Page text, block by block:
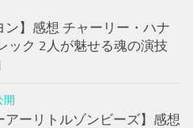
ン】感想 チャーリー・ハナ
ック 2人が魅せる魂の演技
開
アーリトルゾンビーズ】感想